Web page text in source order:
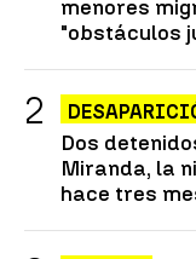
menores
"obstáculos
Dos
Miranda, la
hace tres